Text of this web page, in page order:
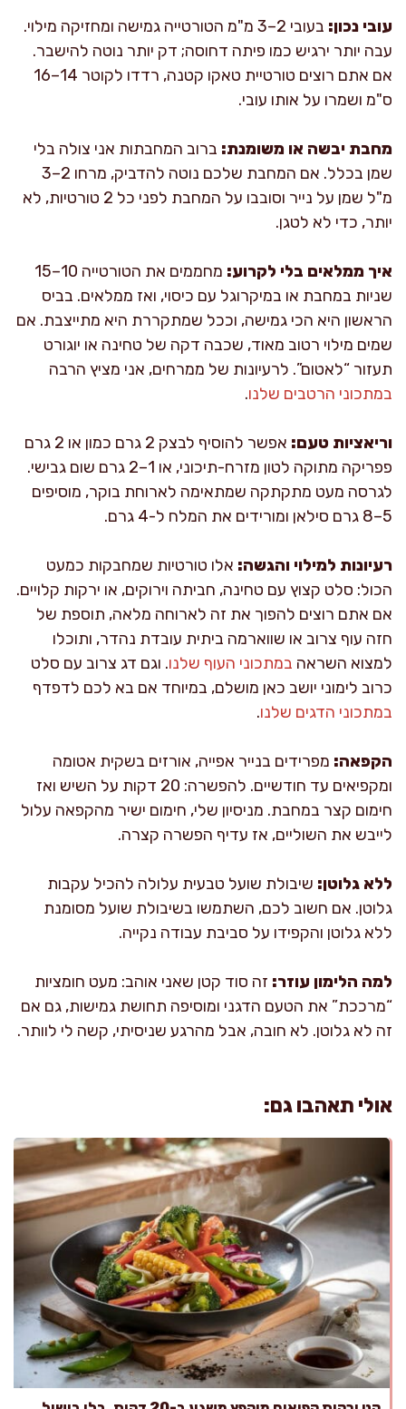
עובי נכון:
בעובי 2–3 מ"מ הטורטייה גמישה ומחזיקה מילוי.
עבה יותר ירגיש כמו פיתה דחוסה; דק יותר נוטה להישבר.
אם אתם רוצים טורטיית טאקו קטנה, רדדו לקוטר 14–16
ס"מ ושמרו על אותו עובי.
מחבת יבשה או משומנת: ברוב המחבתות אני צולה בלי
שמן בכלל. אם המחבת שלכם נוטה להדביק, מרחו 2–3
מ"ל שמן על נייר וסובבו על המחבת לפני כל 2 טורטיות, לא
יותר, כדי לא לטגן.
איך ממלאים בלי לקרוע:
מחממים את הטורטייה 10–15
שניות במחבת או במיקרוגל עם כיסוי, ואז ממלאים. בביס
הראשון היא הכי גמישה, וככל שמתקררת היא מתייצבת. אם
שמים מילוי רטוב מאוד, שכבה דקה של טחינה או יוגורט
תעזור “לאטום”. לרעיונות של ממרחים, אני מציץ הרבה
במתכוני הרטבים שלנו.
וריאציות טעם:
אפשר להוסיף לבצק 2 גרם כמון או 2 גרם
פפריקה מתוקה לטון מזרח-תיכוני, או 1–2 גרם שום גבישי.
לגרסה מעט מתקתקה שמתאימה לארוחת בוקר, מוסיפים
5–8 גרם סילאן ומורידים את המלח ל-4 גרם.
רעיונות למילוי והגשה: אלו טורטיות שמחבקות כמעט
הכול: סלט קצוץ עם טחינה, חביתה וירוקים, או ירקות קלויים.
אם אתם רוצים להפוך את זה לארוחה מלאה, תוספת של
חזה עוף צרוב או שווארמה ביתית עובדת נהדר, ותוכלו
למצוא השראה במתכוני העוף שלנו. וגם דג צרוב עם סלט
כרוב לימוני יושב כאן מושלם, במיוחד אם בא לכם לדפדף
במתכוני הדגים שלנו.
הקפאה: מפרידים בנייר אפייה, אורזים בשקית אטומה
ומקפיאים עד חודשיים. להפשרה: 20 דקות על השיש ואז
חימום קצר במחבת. מניסיון שלי, חימום ישיר מהקפאה עלול
לייבש את השוליים, אז עדיף הפשרה קצרה.
ללא גלוטן: שיבולת שועל טבעית עלולה להכיל עקבות
גלוטן. אם חשוב לכם, השתמשו בשיבולת שועל מסומנת
ללא גלוטן והקפידו על סביבת עבודה נקייה.
למה הלימון עוזר: זה סוד קטן שאני אוהב: מעט חומציות
“מרככת” את הטעם הדגני ומוסיפה תחושת גמישות, גם אם
זה לא גלוטן. לא חובה, אבל מהרגע שניסיתי, קשה לי לוותר.
אולי תאהבו גם: